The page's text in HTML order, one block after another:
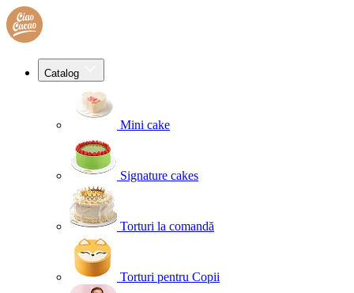
Catalog
Mini cake
Signature cakes
Torturi la comandă
Torturi pentru Copii